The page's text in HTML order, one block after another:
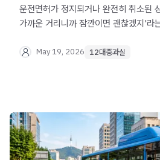
운전면허가 정지되거나 완전히 취소된
가까운 거리니까 잠깐이면 괜찮겠지'라
많습니다. 특히 과거 음주운전 전력으로
뒤늦게 깨닫고 후회하는 경우가 실무상
한순간의 잘못된 판단으로 소중한 일상
법무법인 오현 음주교통대응TF팀에서
법률 방어 가이드를 상세히 알려드립니
May 19, 2026 12대중과실